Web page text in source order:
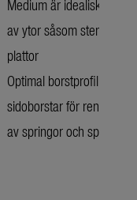
Medium är idealisk för
av ytor såsom
plattor
Optimal borstprofil med
sidoborstar för rengöring
av springor och spår